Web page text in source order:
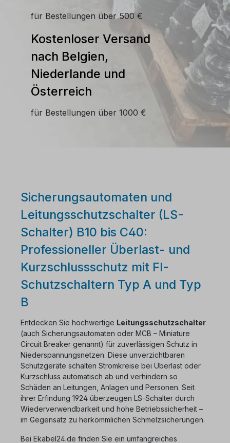
für Bestellungen über 500 €
Kostenloser Versand
nach Belgien,
Niederlande und
Österreich
für Bestellungen über 1000 €
Sicherungsautomaten und
Leitungsschutzschalter (LS-
Schalter) B10 bis C40:
Professioneller Überlast- und
Kurzschlussschutz mit FI-
Schutzschaltern Typ A und Typ
B
Entdecken Sie hochwertige Leitungsschutzschalter
(auch Sicherungsautomaten oder MCB – Miniature
Circuit Breaker genannt) für zuverlässigen Schutz in
Niederspannungsnetzen. Diese unverzichtbaren
Schutzgeräte schalten Stromkreise bei Überlast oder
Kurzschluss automatisch ab und verhindern so
Schäden an Leitungen, Anlagen und Personen. Seit
ihrer Erfindung 1924 überzeugen LS-Schalter durch
Wiederverwendbarkeit und hohe Betriebssicherheit –
im Gegensatz zu herkömmlichen Schmelzsicherungen.
Bei Ekabel24.de finden Sie ein umfangreiches